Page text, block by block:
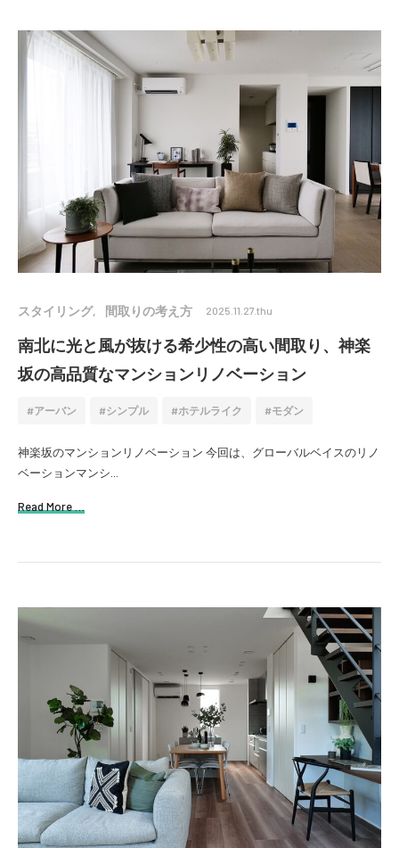
スタイリング 間取りの考え方 2025.11.27.thu
南北に光と風が抜ける希少性の高い間取り、神楽
坂の高品質なマンションリノベーション
アーバン シンプル ホテルライク モダン
神楽坂のマンションリノベーション 今回は、グローバルベイスのリノ
ベーションマンシ...
Read More …